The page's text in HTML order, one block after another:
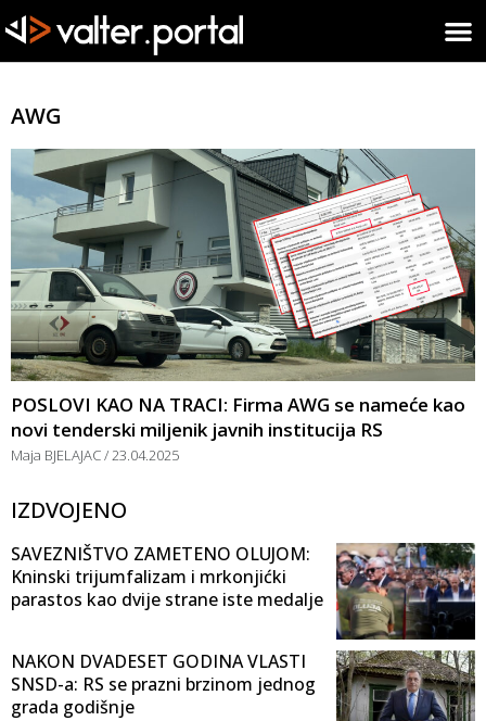
AWG
POSLOVI KAO NA TRACI: Firma AWG se nameće kao
novi tenderski miljenik javnih institucija RS
Maja BJELAJAC 23.04.2025
IZDVOJENO
SAVEZNIŠTVO ZAMETENO OLUJOM:
Kninski trijumfalizam i mrkonjićki
parastos kao dvije strane iste medalje
NAKON DVADESET GODINA VLASTI
SNSD-a: RS se prazni brzinom jednog
grada godišnje